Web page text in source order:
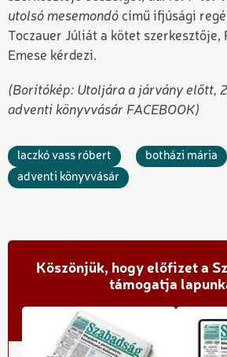
utolsó mesemondó című ifjúsági
Toczauer Júliát a kötet szerkesztője,
Emese kérdezi.
(Borítókép: Utoljára a járvány előtt,
adventi könyvvásár FACEBOOK)
laczkó vass róbert
botházi mária
adventi könyvvásár
Köszönjük, hogy előfizet a
támogatja